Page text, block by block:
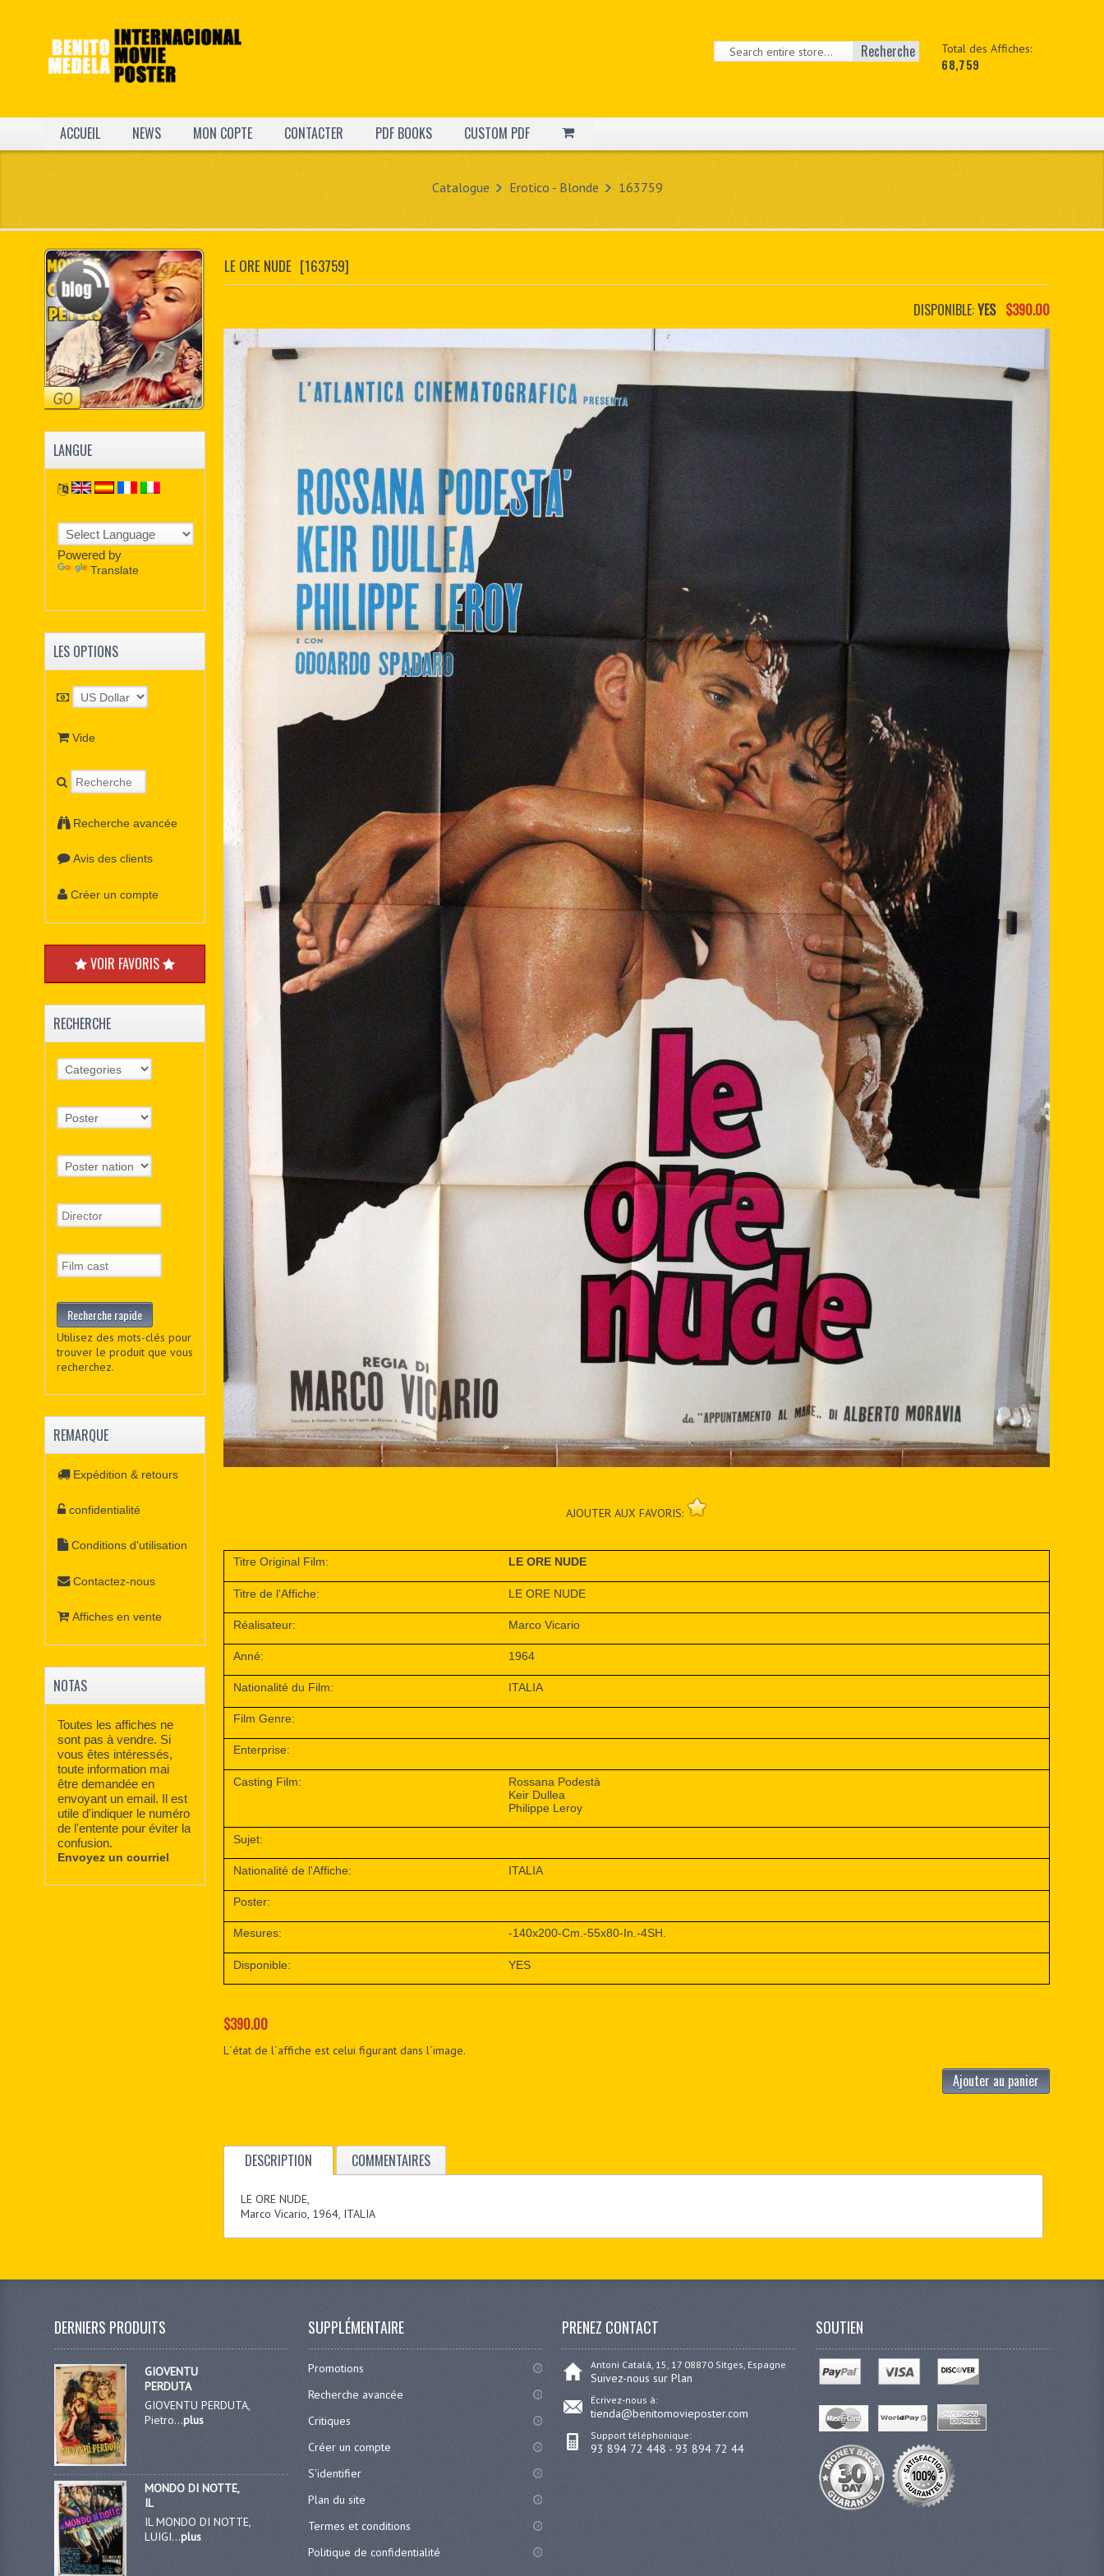
Total des Affiches:
68,759
Recherche
ACCUEIL NEWS MON COPTE CONTACTER PDF BOOKS CUSTOM PDF
Catalogue Erotico - Blonde 163759
LE ORE NUDE [163759]
DISPONIBLE:YES $390.00
AJOUTER AUX FAVORIS:
Titre Original Film: LE ORE NUDE
Titre de l'Affiche: LE ORE NUDE
Réalisateur: Marco Vicario
Anné: 1964
Nationalité du Film: ITALIA
Film Genre:
Enterprise:
Casting Film:
Rossana Podestà
Keir Dullea
Philippe Leroy
Sujet:
Nationalité de l'Affiche: ITALIA
Poster:
Mesures: -140x200-Cm.-55x80-In.-4SH.
Disponible: YES
$390.00
L´état de l´affiche est celui figurant dans l´image.
Ajouter au panier
DESCRIPTION COMMENTAIRES
LE ORE NUDE,
Marco Vicario, 1964, ITALIA
LANGUE
Powered by
Translate
LES OPTIONS
Vide
Recherche avancée
Avis des clients
Créer un compte
VOIR FAVORIS
RECHERCHE
Utilisez des mots-clés pour
trouver le produit que vous
recherchez.
REMARQUE
Expédition & retours
confidentialité
Conditions d'utilisation
Contactez-nous
Affiches en vente
NOTAS
Toutes les affiches ne
sont pas à vendre. Si
vous êtes intéressés,
toute information mai
être demandée en
envoyant un email. Il est
utile d'indiquer le numéro
de l'entente pour éviter la
confusion.
Envoyez un courriel
DERNIERS PRODUITS
GIOVENTU
PERDUTA
GIOVENTU PERDUTA,
Pietro...plus
MONDO DI NOTTE,
IL
IL MONDO DI NOTTE,
LUIGI...plus
SUPPLÉMENTAIRE
Promotions
Recherche avancée
Critiques
Créer un compte
S'identifier
Plan du site
Termes et conditions
Politique de confidentialité
PRENEZ CONTACT
Antoni Catalá, 15, 17 08870 Sitges, Espagne
Suivez-nous sur Plan
Écrivez-nous à:
tienda@benitomovieposter.com
Support téléphonique:
93 894 72 448 - 93 894 72 44
SOUTIEN